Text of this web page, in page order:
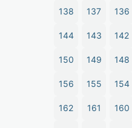
136
137
138
142
143
144
148
149
150
154
155
156
160
161
162